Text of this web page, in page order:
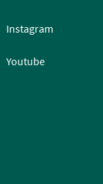
Instagram
Youtube